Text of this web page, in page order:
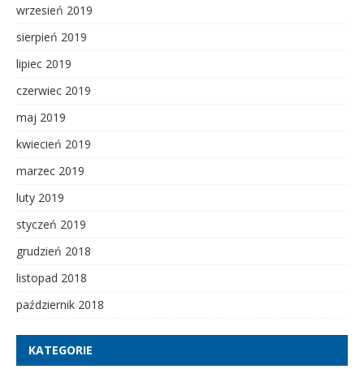
wrzesień 2019
sierpień 2019
lipiec 2019
czerwiec 2019
maj 2019
kwiecień 2019
marzec 2019
luty 2019
styczeń 2019
grudzień 2018
listopad 2018
październik 2018
KATEGORIE